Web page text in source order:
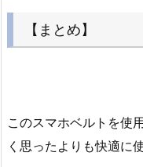
【まとめ】
このスマホベルトを使
く思ったよりも快適に